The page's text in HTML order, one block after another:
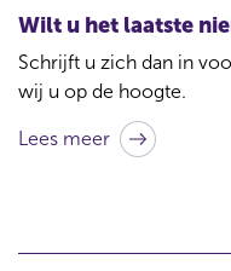
Wilt u het laatste
Schrijft u zich dan in
wij u op de hoogte.
Lees meer